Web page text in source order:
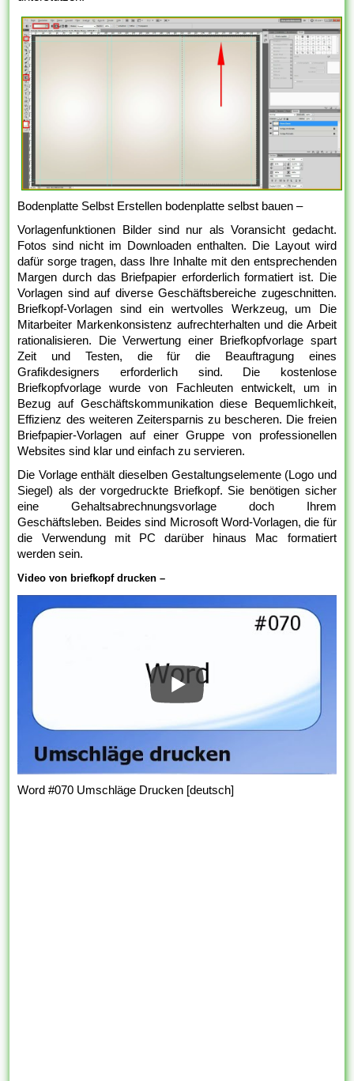
Bodenplatte Selbst Erstellen bodenplatte selbst bauen –
Vorlagenfunktionen Bilder sind nur als Voransicht gedacht.
Fotos sind nicht im Downloaden enthalten. Die Layout wird
dafür sorge tragen, dass Ihre Inhalte mit den entsprechenden
Margen durch das Briefpapier erforderlich formatiert ist. Die
Vorlagen sind auf diverse Geschäftsbereiche zugeschnitten.
Briefkopf-Vorlagen sind ein wertvolles Werkzeug, um Die
Mitarbeiter Markenkonsistenz aufrechterhalten und die Arbeit
rationalisieren. Die Verwertung einer Briefkopfvorlage spart
Zeit und Testen, die für die Beauftragung eines
Grafikdesigners erforderlich sind. Die kostenlose
Briefkopfvorlage wurde von Fachleuten entwickelt, um in
Bezug auf Geschäftskommunikation diese Bequemlichkeit,
Effizienz des weiteren Zeitersparnis zu bescheren. Die freien
Briefpapier-Vorlagen auf einer Gruppe von professionellen
Websites sind klar und einfach zu servieren.
Die Vorlage enthält dieselben Gestaltungselemente (Logo und
Siegel) als der vorgedruckte Briefkopf. Sie benötigen sicher
eine Gehaltsabrechnungsvorlage doch Ihrem
Geschäftsleben. Beides sind Microsoft Word-Vorlagen, die für
die Verwendung mit PC darüber hinaus Mac formatiert
werden sein.
Video von briefkopf drucken –
Word #070 Umschläge Drucken [deutsch]